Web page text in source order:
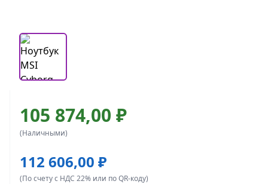
105 874,00 ₽
(Наличными)
112 606,00 ₽
(По счету с НДС 22% или по QR-коду)